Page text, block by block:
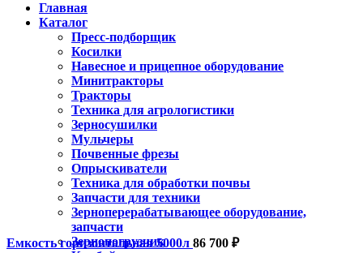
Главная
Каталог
Пресс-подборщик
Косилки
Навесное и прицепное оборудование
Минитракторы
Тракторы
Техника для агрологистики
Зерносушилки
Мульчеры
Почвенные фрезы
Опрыскиватели
Техника для обработки почвы
Запчасти для техники
Зерноперерабатывающее оборудование,
запчасти
Зернопогрузчик
Емкость горизонтальная 5000л 86 700 ₽